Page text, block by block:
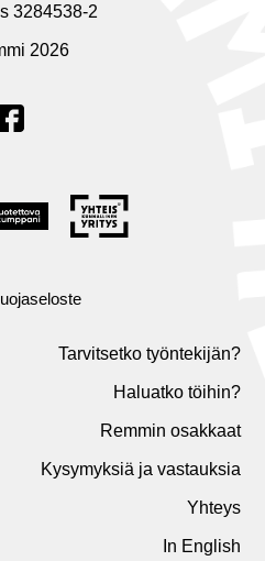
3284538-2
2026
Tarvitsetko työntekijän?
Haluatko töihin?
Remmin osakkaat
Kysymyksiä ja vastauksia
Yhteys
In English